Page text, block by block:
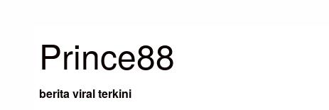
Prince88
berita viral terkini